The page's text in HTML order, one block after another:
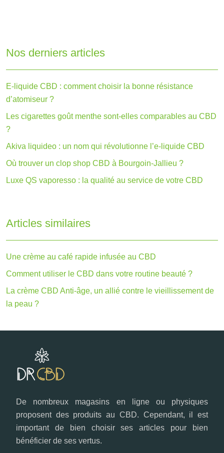
Nos derniers articles
E-liquide CBD : comment choisir la bonne résistance
d’atomiseur ?
Les cigarettes goût menthe sont-elles comparables au CBD
?
Akiva liquideo : un nom qui révolutionne l’e-liquide CBD
Où trouver un clop shop CBD à Bourgoin-Jallieu ?
Luxe QS vaporesso : la qualité au service de votre CBD
Articles similaires
Une crème au café rapide infusée au CBD
Comment utiliser le CBD dans votre routine beauté ?
La crème CBD Anti-âge, un allié contre le vieillissement de
la peau ?
De nombreux magasins en ligne ou physiques
proposent des produits au CBD. Cependant, il est
important de bien choisir ses articles pour bien
bénéficier de ses vertus.